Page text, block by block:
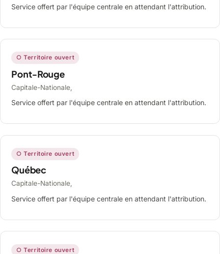
Service offert par l'équipe centrale en attendant l'attribution.
○ Territoire ouvert
Pont-Rouge
Capitale-Nationale,
Service offert par l'équipe centrale en attendant l'attribution.
○ Territoire ouvert
Québec
Capitale-Nationale,
Service offert par l'équipe centrale en attendant l'attribution.
○ Territoire ouvert